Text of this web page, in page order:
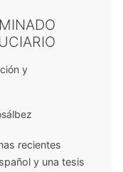
y
recientes
y una tesis